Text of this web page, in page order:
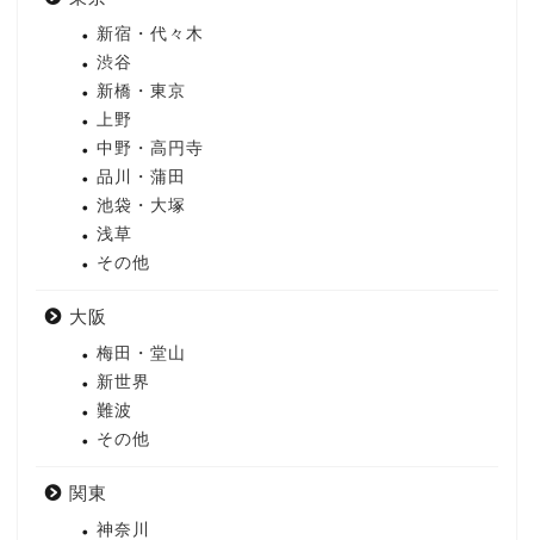
新宿・代々木
渋谷
新橋・東京
上野
中野・高円寺
品川・蒲田
池袋・大塚
浅草
その他
大阪
梅田・堂山
新世界
難波
その他
関東
神奈川